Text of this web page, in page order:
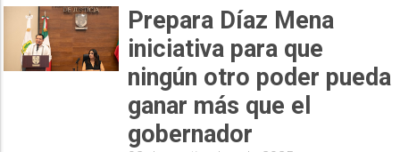
Prepara Díaz Mena
iniciativa para que
ningún otro poder pueda
ganar más que el
gobernador